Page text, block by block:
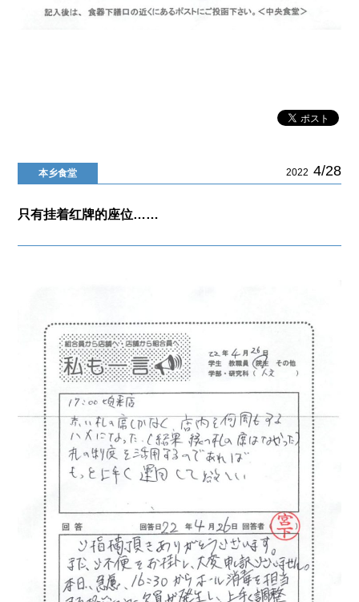
本乡食堂 2022 4/28
只有挂着红牌的座位……